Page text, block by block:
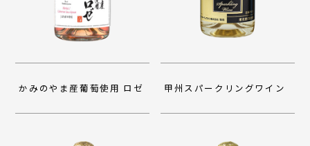
かみのやま産葡萄使用 ロゼ 甲州スパークリングワイン